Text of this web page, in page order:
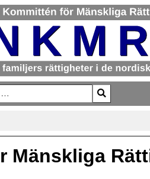
2 or more characters for results.
Mänskliga